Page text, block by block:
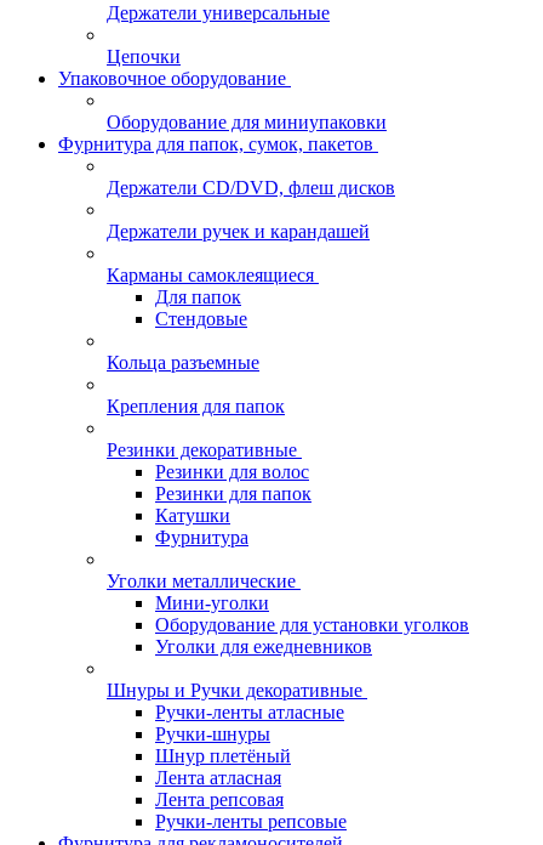
Держатели универсальные
Цепочки
Упаковочное оборудование
Оборудование для миниупаковки
Фурнитура для папок, сумок, пакетов
Держатели CD/DVD, флеш дисков
Держатели ручек и карандашей
Карманы самоклеящиеся
Для папок
Стендовые
Кольца разъемные
Крепления для папок
Резинки декоративные
Резинки для волос
Резинки для папок
Катушки
Фурнитура
Уголки металлические
Мини-уголки
Оборудование для установки уголков
Уголки для ежедневников
Шнуры и Ручки декоративные
Ручки-ленты атласные
Ручки-шнуры
Шнур плетёный
Лента атласная
Лента репсовая
Ручки-ленты репсовые